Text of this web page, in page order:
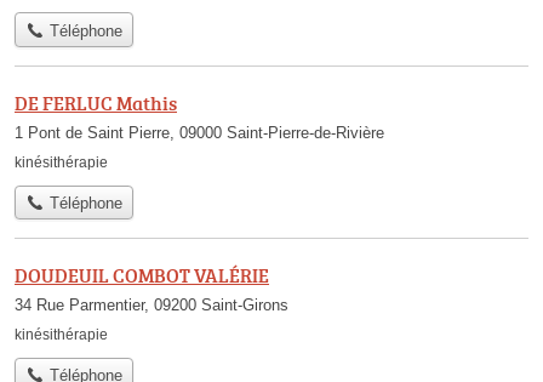
Téléphone
DE FERLUC Mathis
1 Pont de Saint Pierre, 09000 Saint-Pierre-de-Rivière
kinésithérapie
Téléphone
DOUDEUIL COMBOT VALÉRIE
34 Rue Parmentier, 09200 Saint-Girons
kinésithérapie
Téléphone